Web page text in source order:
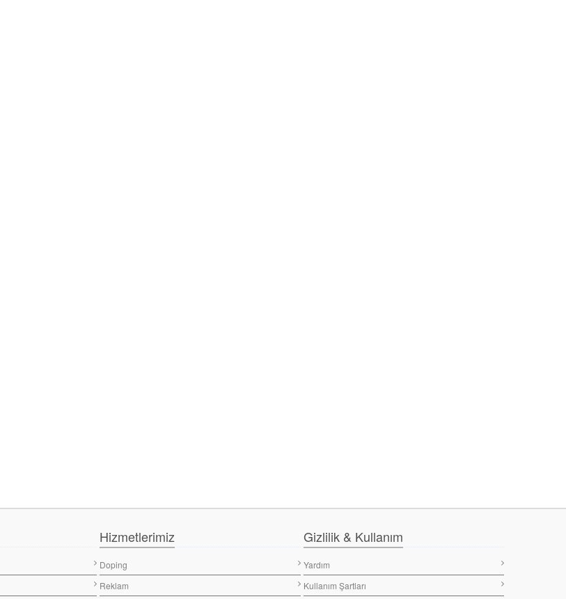
Hizmetlerimiz
Doping
Reklam
Gizlilik & Kullanım
Yardım
Kullanım Şartları